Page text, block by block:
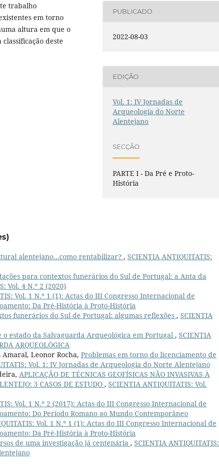
trabalho
em torno
altura em que o
deste
PUBLICADO
2022-08-03
EDIÇÃO
Vol. 1: IV Jornadas de
Arqueologia do Norte
Alentejano
SECÇÃO
PARTE I - Da Pré e Proto-
História
alentejano...como rentabilizar? , SCIENTIA ANTIQUITATIS:
para contextos funerários do Sul de Portugal: a Anta da
Vol. 4 N.º 2 (2020)
Vol. 1 N.º 1 (1): Actas do III Congresso Internacional de
Da Pré-História à Proto-História
funerários do Sul de Portugal: algumas reflexões , SCIENTIA
o estado da Salvaguarda Arqueológica em Portugal , SCIENTIA
ARQUEOLÓGICA
Leonor Rocha, Problemas em torno do licenciamento de
Vol. 1: IV Jornadas de Arqueologia do Norte Alentejano
APLICAÇÃO DE TÉCNICAS GEOFÍSICAS NÃO INVASIVAS À
3 CASOS DE ESTUDO , SCIENTIA ANTIQUITATIS: Vol.
Vol. 1 N.º 2 (2017): Actas do III Congresso Internacional de
Do Período Romano ao Mundo Contemporâneo
Vol. 1 N.º 1 (1): Actas do III Congresso Internacional de
Da Pré-História à Proto-História
de uma investigação já centenária , SCIENTIA ANTIQUITATIS: